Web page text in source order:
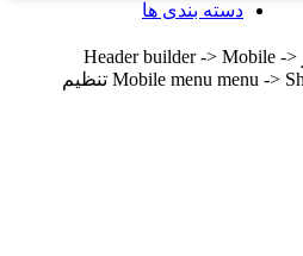
دسته بندی ها
منوی دسته های خود را در Header builder -> Mobile ->
Mobile menu menu -> Show/Hide -> Choose menu تنظیم